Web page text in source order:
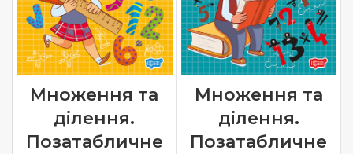
Множення та
ділення.
Позатабличне
Множення та
ділення.
Позатабличне